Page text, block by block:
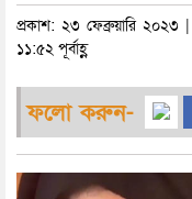
প্রকাশ: ২৩ ফেব্রুয়ারি ২০২৩
১১:৫২ পূর্বাহ্ণ
ফলো করুন-